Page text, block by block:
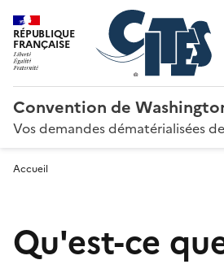
RÉPUBLIQUE
FRANÇAISE
Convention de
Vos demandes dématérialisées
Accueil
Qu'est-ce